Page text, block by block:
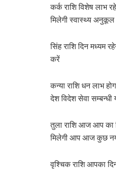
कर्क राशि विशेष लाभ
मिलेगी स्वास्थ्य अनुकूल
सिंह राशि दिन मध्यम
करें
कन्या राशि धन लाभ
देश विदेश सेवा सम्बन्धी
तुला राशि आज आप का
मिलेगी आप आज कुछ
वृश्चिक राशि आपका